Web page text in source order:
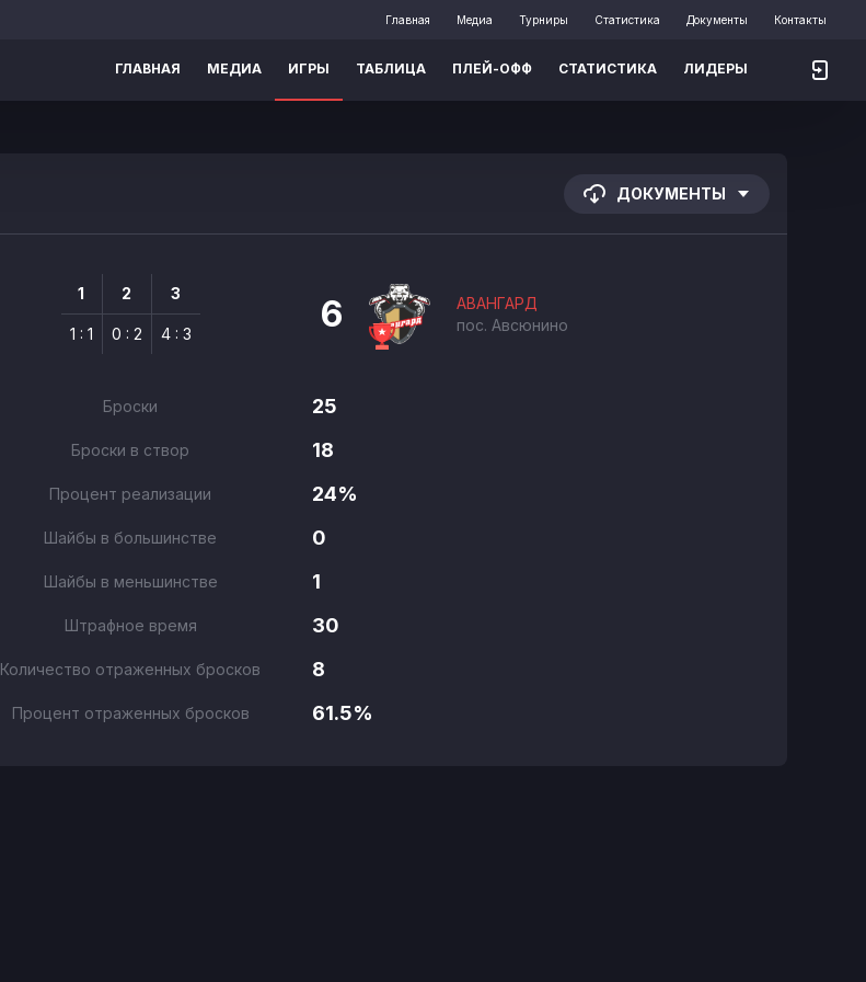
Главная Медиа Турниры Статистика Документы Контакты
ГЛАВНАЯ МЕДИА ИГРЫ ТАБЛИЦА ПЛЕЙ-ОФФ СТАТИСТИКА ЛИДЕРЫ
ДОКУМЕНТЫ
1
1 : 1
2
0 : 2
3
4 : 3
АВАНГАРД
пос. Авсюнино
6
Броски
25
Броски в створ
18
Процент реализации
24%
Шайбы в большинстве
0
Шайбы в меньшинстве
1
Штрафное время
30
Количество отраженных бросков
8
Процент отраженных бросков 61.5%